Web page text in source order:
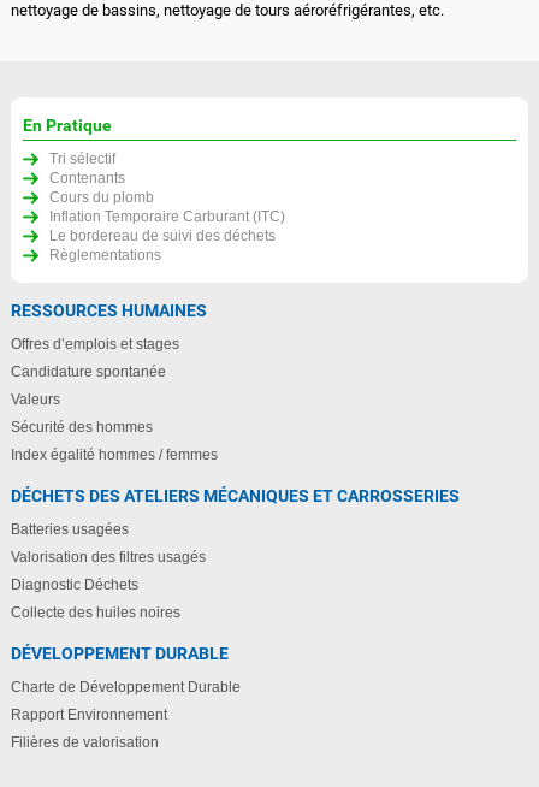
nettoyage de bassins, nettoyage de tours aéroréfrigérantes, etc.
En Pratique
Tri sélectif
Contenants
Cours du plomb
Inflation Temporaire Carburant (ITC)
Le bordereau de suivi des déchets
Règlementations
RESSOURCES HUMAINES
Offres d’emplois et stages
Candidature spontanée
Valeurs
Sécurité des hommes
Index égalité hommes / femmes
DÉCHETS DES ATELIERS MÉCANIQUES ET CARROSSERIES
Batteries usagées
Valorisation des filtres usagés
Diagnostic Déchets
Collecte des huiles noires
DÉVELOPPEMENT DURABLE
Charte de Développement Durable
Rapport Environnement
Filières de valorisation